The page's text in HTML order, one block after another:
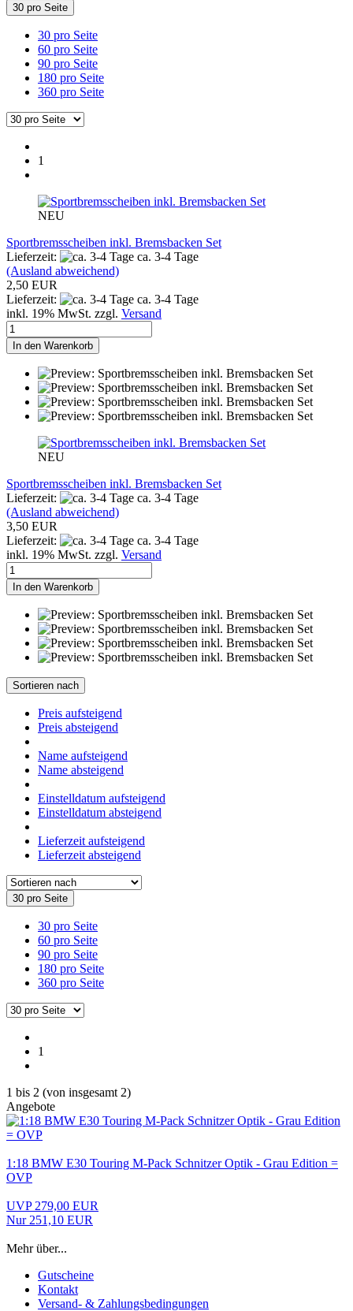
30 pro Seite
30 pro Seite
60 pro Seite
90 pro Seite
180 pro Seite
360 pro Seite
1
NEU
Sportbremsscheiben inkl. Bremsbacken Set
Lieferzeit:
ca. 3-4 Tage
(Ausland abweichend)
2,50 EUR
Lieferzeit:
ca. 3-4 Tage
inkl. 19% MwSt. zzgl. Versand
In den Warenkorb
NEU
Sportbremsscheiben inkl. Bremsbacken Set
Lieferzeit:
ca. 3-4 Tage
(Ausland abweichend)
3,50 EUR
Lieferzeit:
ca. 3-4 Tage
inkl. 19% MwSt. zzgl. Versand
In den Warenkorb
Sortieren nach
Preis aufsteigend
Preis absteigend
Name aufsteigend
Name absteigend
Einstelldatum aufsteigend
Einstelldatum absteigend
Lieferzeit aufsteigend
Lieferzeit absteigend
30 pro Seite
30 pro Seite
60 pro Seite
90 pro Seite
180 pro Seite
360 pro Seite
1
1 bis 2 (von insgesamt 2)
Angebote
1:18 BMW E30 Touring M-Pack Schnitzer Optik - Grau Edition =
OVP
UVP 279,00 EUR
Nur 251,10 EUR
Mehr über...
Gutscheine
Kontakt
Versand- & Zahlungsbedingungen